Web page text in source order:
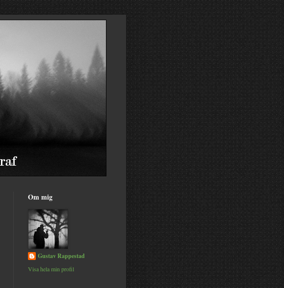
Om mig
Gustav Rappestad
Visa hela min profil